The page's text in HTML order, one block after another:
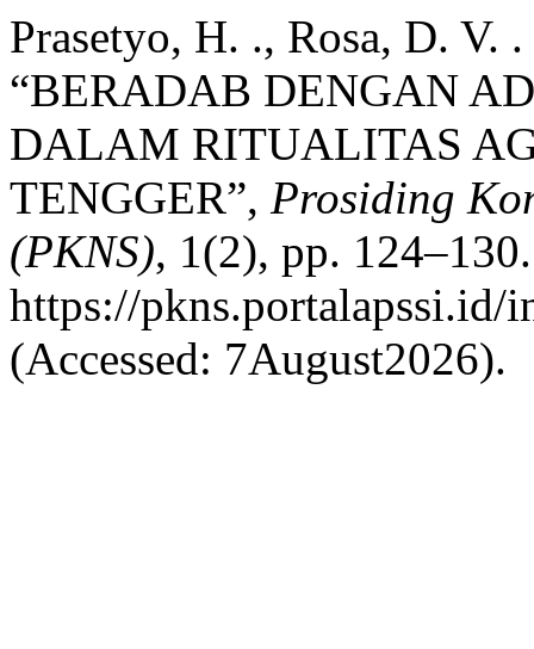
Prasetyo, H. ., Rosa, D. V.
“BERADAB DENGAN
DALAM RITUALITAS
TENGGER”, Prosiding
(PKNS), 1(2), pp.
https://pkns.portalapssi.id/
(Accessed: 7August2026).